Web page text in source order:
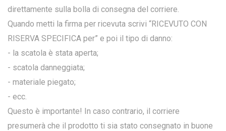
direttamente sulla bolla di consegna del corriere.
Quando metti la firma per ricevuta scrivi “RICEVUTO CON
RISERVA SPECIFICA per” e poi il tipo di danno:
- la scatola è stata aperta;
- scatola danneggiata;
- materiale piegato;
- ecc.
Questo è importante! In caso contrario, il corriere
presumerà che il prodotto ti sia stato consegnato in buone